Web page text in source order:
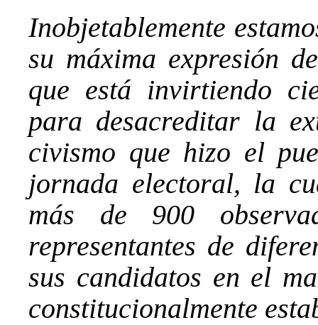
Inobjetablemente
su máxima expresión
que está invirtiendo
para desacreditar la
civismo que hizo el
jornada electoral, la
más de 900
representantes de
sus candidatos en el
constitucionalmente